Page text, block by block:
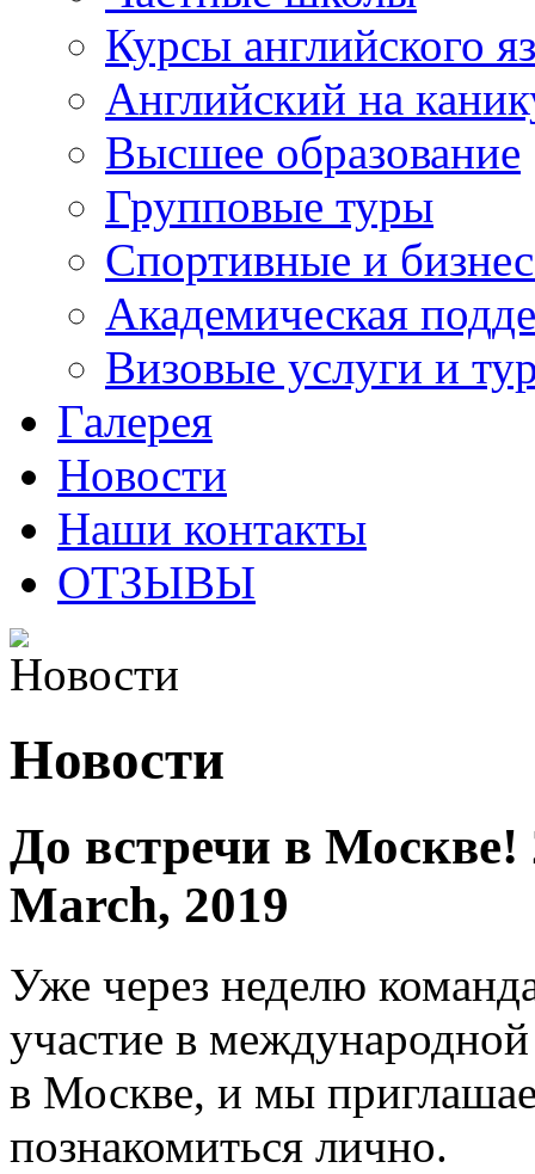
Курсы английского
Английский на
Высшее образование
Групповые туры
Спортивные и
Академическая
Визовые услуги и
Галерея
Новости
Наши контакты
ОТЗЫВЫ
Новости
До встречи в Москве!
March, 2019
Уже через неделю
участие в международной
в Москве, и мы
познакомиться лично.